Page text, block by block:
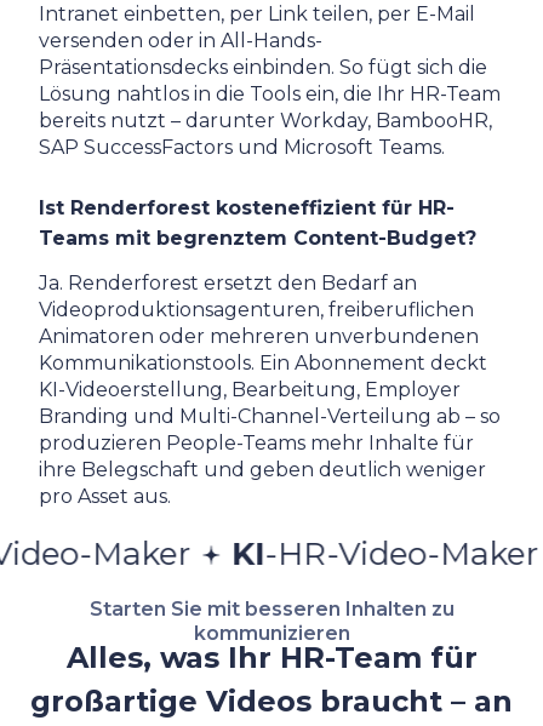
Intranet einbetten, per Link teilen, per E-Mail
versenden oder in All-Hands-
Präsentationsdecks einbinden. So fügt sich die
Lösung nahtlos in die Tools ein, die Ihr HR-Team
bereits nutzt – darunter Workday, BambooHR,
SAP SuccessFactors und Microsoft Teams.
Ist Renderforest kosteneffizient für HR-
Teams mit begrenztem Content-Budget?
Ja. Renderforest ersetzt den Bedarf an
Videoproduktionsagenturen, freiberuflichen
Animatoren oder mehreren unverbundenen
Kommunikationstools. Ein Abonnement deckt
KI-Videoerstellung, Bearbeitung, Employer
Branding und Multi-Channel-Verteilung ab – so
produzieren People-Teams mehr Inhalte für
ihre Belegschaft und geben deutlich weniger
pro Asset aus.
KI-HR-Video-Maker KI-
Starten Sie mit besseren Inhalten zu
kommunizieren
Alles, was Ihr HR-Team für
großartige Videos braucht – an